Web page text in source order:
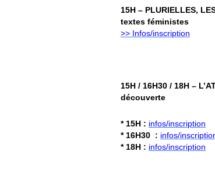
15H – PLURIELLES,
textes féministes
>> Infos/inscription
15H / 16H30 / 18H –
découverte
* 15H : infos/inscription
* 16H30 : infos/
* 18H : infos/inscription